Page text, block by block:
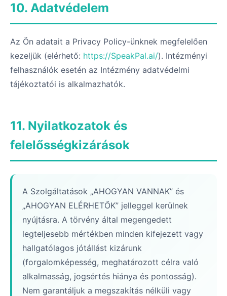
10. Adatvédelem
Az Ön adatait a Privacy Policy-ünknek megfelelően
kezeljük (elérhető: https://SpeakPal.ai/). Intézményi
felhasználók esetén az Intézmény adatvédelmi
tájékoztatói is alkalmazhatók.
11. Nyilatkozatok és
felelősségkizárások
A Szolgáltatások „AHOGYAN VANNAK” és
„AHOGYAN ELÉRHETŐK” jelleggel kerülnek
nyújtásra. A törvény által megengedett
legteljesebb mértékben minden kifejezett vagy
hallgatólagos jótállást kizárunk
(forgalomképesség, meghatározott célra való
alkalmasság, jogsértés hiánya és pontosság).
Nem garantáljuk a megszakítás nélküli vagy